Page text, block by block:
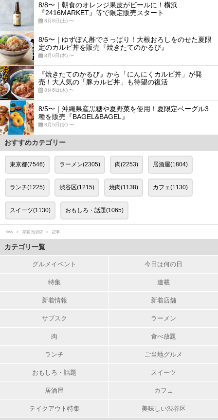
8/8〜｜朝食のオレンジ果皮がビールに！横浜
『2416MARKET』等で限定販売スタート
8月8日(土) 〜
8/6〜｜ゆずぽん酢でさっぱり！大根おろしをのせた夏限
定のカルビ丼を販売『焼きたてのかるび』
8月6日(木) 〜
『焼きたてのかるび』から「にんにくカルビ丼」が発
売！大人気の「豚カルビ丼」も待望の復活
8月6日(木) 〜
8/5〜｜沖縄県産黒糖や夏野菜を使用！夏限定ベーグル3
種を販売『BAGEL&BAGEL』
8月5日(水) 〜
おすすめカテゴリー
東京都(7546) ラーメン(2305) 肉(2253) 居酒屋(1804)
ランチ(1225) 渋谷区(1215) 焼肉(1138) カフェ(1130)
スイーツ(1130) おもしろ・話題(1065)
favy 家宴 池袋店 記事
カテゴリ一覧
グルメイベント 今日は何の日
特集 連載
新着情報 新着店舗
サブスク ラーメン
肉 食べ放題
ランチ ご当地グルメ
おもしろ・話題 スイーツ
居酒屋 カフェ
テイクアウト特集 美味しい渋谷区